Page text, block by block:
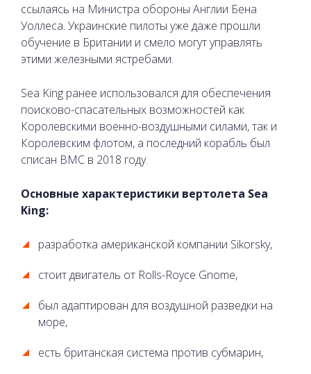
ссылаясь на Министра обороны Англии Бена
Уоллеса. Украинские пилоты уже даже прошли
обучение в Британии и смело могут управлять
этими железными ястребами.
Sea King ранее использовался для обеспечения
поисково-спасательных возможностей как
Королевскими военно-воздушными силами, так и
Королевским флотом, а последний корабль был
списан ВМС в 2018 году.
Основные характеристики вертолета Sea
King:
разработка американской компании Sikorsky,
стоит двигатель от Rolls-Royce Gnome,
был адаптирован для воздушной разведки на
море,
есть британская система против субмарин,